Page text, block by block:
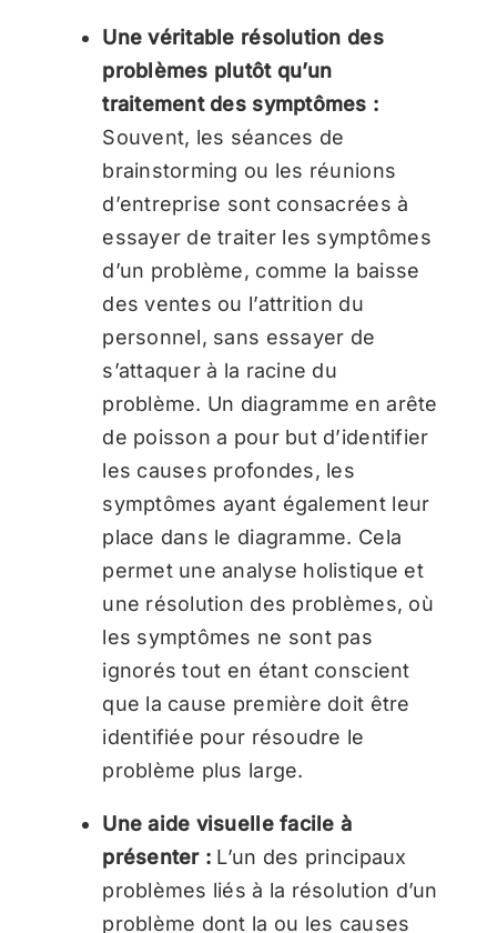
Une véritable résolution des
problèmes plutôt qu’un
traitement des symptômes :
Souvent, les séances de
brainstorming ou les réunions
d’entreprise sont consacrées à
essayer de traiter les symptômes
d’un problème, comme la baisse
des ventes ou l’attrition du
personnel, sans essayer de
s’attaquer à la racine du
problème. Un diagramme en arête
de poisson a pour but d’identifier
les causes profondes, les
symptômes ayant également leur
place dans le diagramme. Cela
permet une analyse holistique et
une résolution des problèmes, où
les symptômes ne sont pas
ignorés tout en étant conscient
que la cause première doit être
identifiée pour résoudre le
problème plus large.
Une aide visuelle facile à
présenter : L’un des principaux
problèmes liés à la résolution d’un
problème dont la ou les causes